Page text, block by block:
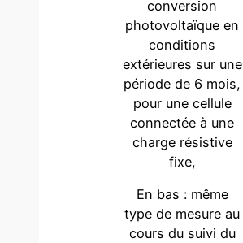
conversion
photovoltaïque en
conditions
extérieures sur une
période de 6 mois,
pour une cellule
connectée à une
charge résistive
fixe,
En bas : même
type de mesure au
cours du suivi du